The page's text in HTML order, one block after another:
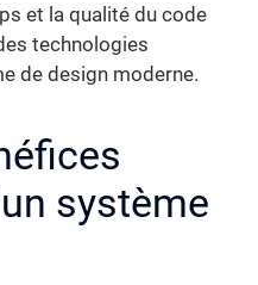
et la qualité du code
technologies
de design moderne.
système